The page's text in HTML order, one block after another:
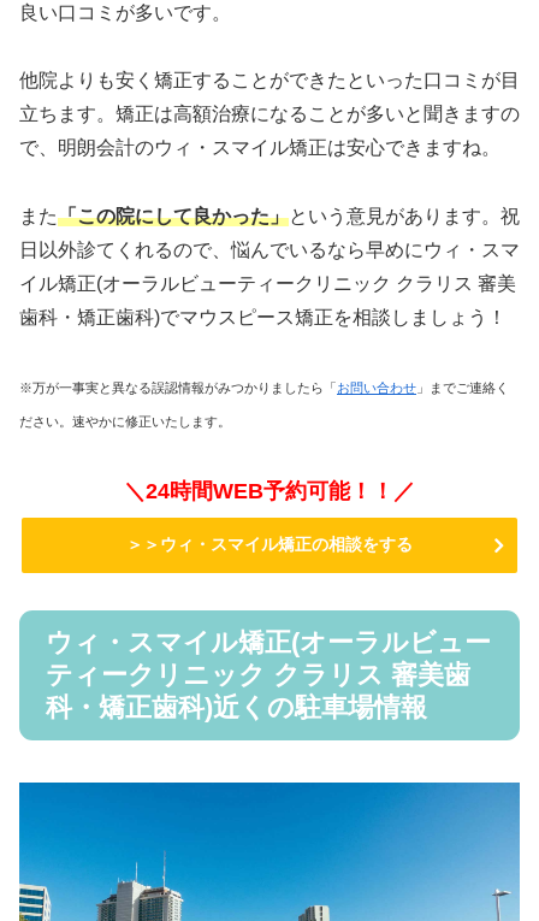
良い口コミが多いです。
他院よりも安く矯正することができたといった口コミが目
立ちます。矯正は高額治療になることが多いと聞きますの
で、明朗会計のウィ・スマイル矯正は安心できますね。
また「この院にして良かった」という意見があります。祝
日以外診てくれるので、悩んでいるなら早めにウィ・スマ
イル矯正(オーラルビューティークリニック クラリス 審美
歯科・矯正歯科)でマウスピース矯正を相談しましょう！
※万が一事実と異なる誤認情報がみつかりましたら「お問い合わせ 」までご連絡く
ださい。速やかに修正いたします。
＼24時間WEB予約可能！！／
＞＞ウィ・スマイル矯正の相談をする
ウィ・スマイル矯正(オーラルビュー
ティークリニック クラリス 審美歯
科・矯正歯科)近くの駐車場情報